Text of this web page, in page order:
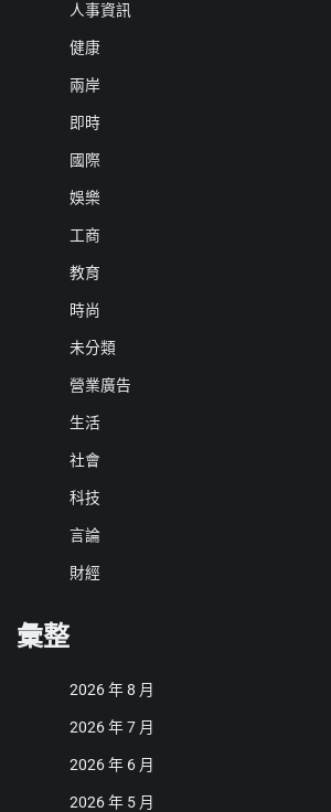
人事資訊
健康
兩岸
即時
國際
娛樂
工商
教育
時尚
未分類
營業廣告
生活
社會
科技
言論
財經
彙整
2026 年 8 月
2026 年 7 月
2026 年 6 月
2026 年 5 月